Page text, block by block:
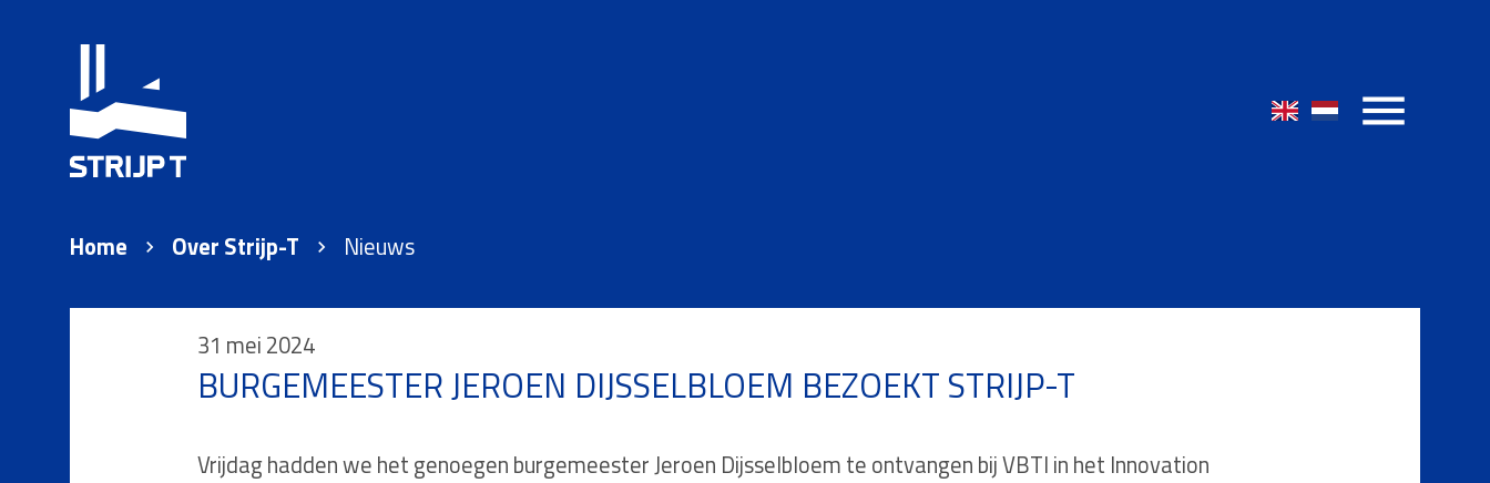
Home Over Strijp-T Nieuws
31 mei 2024
BURGEMEESTER JEROEN DIJSSELBLOEM BEZOEKT STRIJP-T
Vrijdag hadden we het genoegen burgemeester Jeroen Dijsselbloem te ontvangen bij VBTI in het Innovation